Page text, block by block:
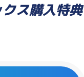
ス購入特典